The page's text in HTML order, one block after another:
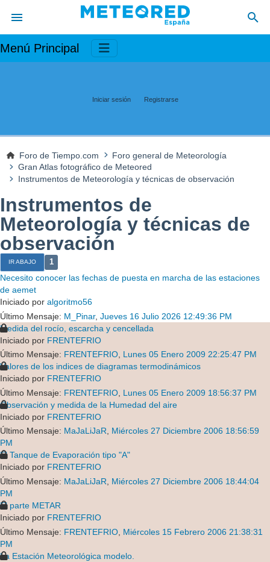
Menú Principal
Iniciar sesión Registrarse
Foro de Tiempo.com
Foro general de Meteorología
Gran Atlas fotográfico de Meteored
Instrumentos de Meteorología y técnicas de observación
Instrumentos de
Meteorología y técnicas de
observación
IR ABAJO 1
Necesito conocer las fechas de puesta en marcha de las estaciones
de aemet
Iniciado por algoritmo56
Último Mensaje: M_Pinar, Jueves 16 Julio 2026 12:49:36 PM
Medida del rocío, escarcha y cencellada
Iniciado por FRENTEFRIO
Último Mensaje: FRENTEFRIO, Lunes 05 Enero 2009 22:25:47 PM
Valores de los indices de diagramas termodinámicos
Iniciado por FRENTEFRIO
Último Mensaje: FRENTEFRIO Lunes 05 Enero 2009 18:56:37 PM
Observación y medida de la Humedad del aire
Iniciado por FRENTEFRIO
Último Mensaje: MaJaLiJaR, Miércoles 27 Diciembre 2006 18:56:59
PM
El Tanque de Evaporación tipo "A"
Iniciado por FRENTEFRIO
Último Mensaje: MaJaLiJaR
Miércoles 27 Diciembre 2006 18:44:04
PM
El parte METAR
Iniciado por FRENTEFRIO
Último Mensaje: FRENTEFRIO Miércoles 15 Febrero 2006 21:38:31
PM
La Estación Meteorológica modelo.